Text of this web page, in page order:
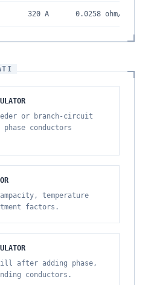
320 A 0.0258 ohm/kft
or branch-circuit
conductors
temperature
factors.
after adding phase,
conductors.